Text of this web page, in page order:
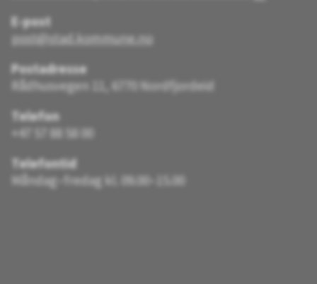
E-post
post@stad.kommune.no
Postadresse
Rådhusvegen 11, 6770 Nordfjordeid
Telefon
+47 57 88 58 00
Telefontid
Måndag–fredag kl. 09.00–15.00